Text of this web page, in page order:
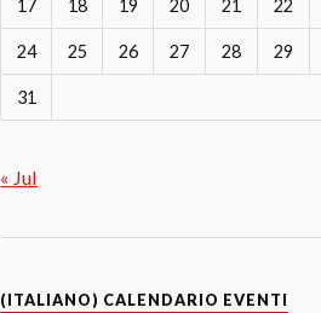
17 18 19 20 21 22
24 25 26 27 28 29
31
« Jul
(ITALIANO) CALENDARIO EVENTI